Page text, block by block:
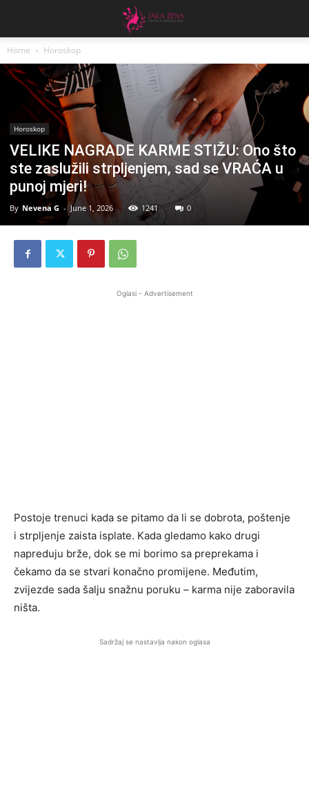
Home Horoskop
Horoskop
VELIKE NAGRADE KARME STIŽU: Ono što
ste zaslužili strpljenjem, sad se VRAĆA u
punoj mjeri!
By Nevena G - June 1, 2026 1241 0
Oglasi - Advertisement
Postoje trenuci kada se pitamo da li se dobrota, poštenje
i strpljenje zaista isplate. Kada gledamo kako drugi
napreduju brže, dok se mi borimo sa preprekama i
čekamo da se stvari konačno promijene. Međutim,
zvijezde sada šalju snažnu poruku – karma nije zaboravila
ništa.
Sadržaj se nastavlja nakon oglasa